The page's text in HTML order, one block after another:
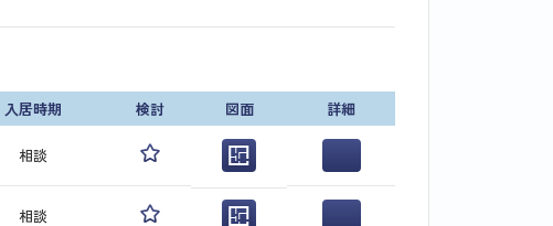
入居時期 検討 図面 詳細
相談
相談